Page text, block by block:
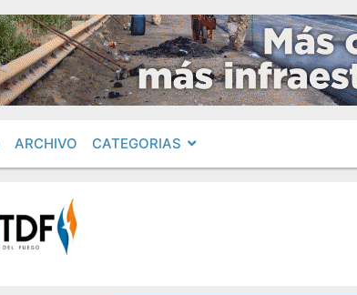
ARCHIVO CATEGORIAS